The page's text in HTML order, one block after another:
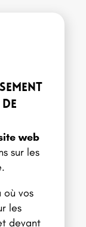
web
sur les
où vos
les
devant